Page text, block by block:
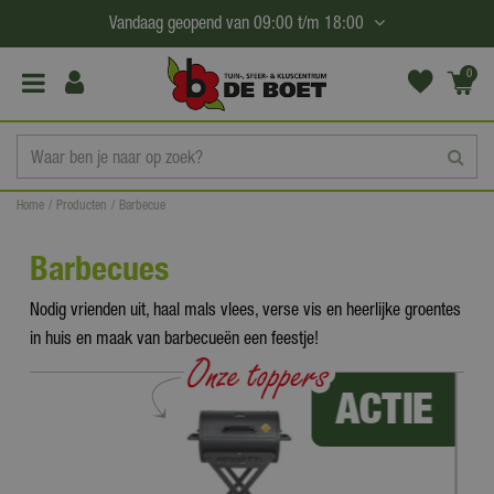
a
Home Producten Barbecue
Vandaag geopend van 09:00 t/m 18:00
0
(€0,
Barbecues
Nodig vrienden uit, haal mals vlees, verse vis en heerlijke groentes
in huis en maak van barbecueën een feestje!